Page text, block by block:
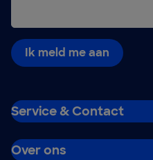
Ik meld me aan
Service & Contact
Over ons